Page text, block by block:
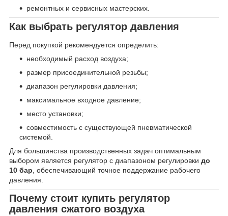
ремонтных и сервисных мастерских.
Как выбрать регулятор давления
Перед покупкой рекомендуется определить:
необходимый расход воздуха;
размер присоединительной резьбы;
диапазон регулировки давления;
максимальное входное давление;
место установки;
совместимость с существующей пневматической
системой.
Для большинства производственных задач оптимальным
выбором является регулятор с диапазоном регулировки до
10 бар , обеспечивающий точное поддержание рабочего
давления.
Почему стоит купить регулятор
давления сжатого воздуха